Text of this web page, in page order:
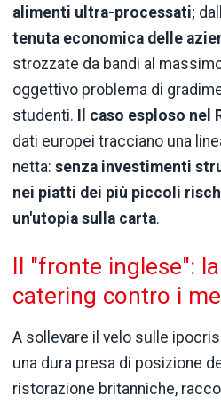
alimenti ultra-processati;
tenuta economica delle
strozzate da bandi al
oggettivo problema di
studenti. Il caso esploso nel
dati europei tracciano una
netta: senza investimenti
nei piatti dei più piccoli
un'utopia sulla carta.
Il "fronte inglese":
catering contro i
A sollevare il velo sulle
una dura presa di posizione
ristorazione britanniche,